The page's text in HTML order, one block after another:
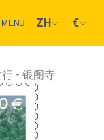
MENU ZH €
- 银阁寺